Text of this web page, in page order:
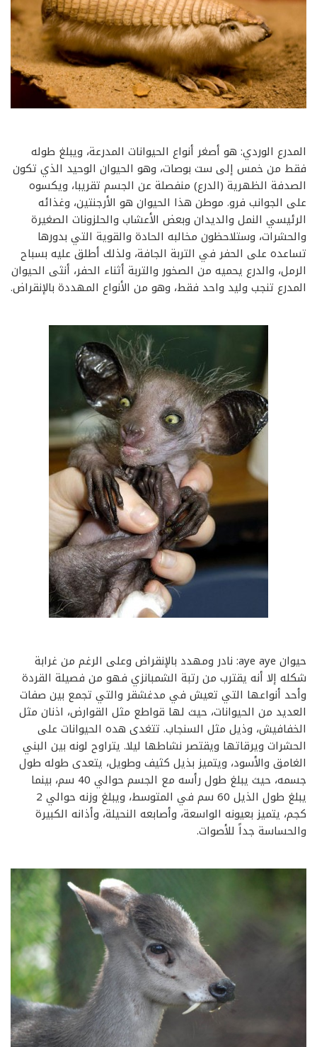
المدرع الوردي: هو أصغر أنواع الحيوانات المدرعة، ويبلغ طوله
فقط من خمس إلى ست بوصات، وهو الحيوان الوحيد الذي تكون
الصدفة الظهرية (الدرع) منفصلة عن الجسم تقريبا، ويكسوه
على الجوانب فرو. موطن هذا الحيوان هو الأرجنتين، وغذائه
الرئيسي النمل والديدان وبعض الأعشاب والحلزونات الصغيرة
والحشرات، وستلاحظون مخالبه الحادة والقوية التي بدورها
تساعده على الحفر في التربة الجافة، ولذلك أطلق عليه بسباح
الرمل، والدرع يحميه من الصخور والتربة أثناء الحفر، أنثى الحيوان
المدرع تنجب وليد واحد فقط، وهو من الأنواع المهددة بالإنقراض.
حيوان aye aye: نادر ومهدد بالإنقراض وعلى الرغم من غرابة
شكله إلا أنه يقترب من رتبة الشمبانزي فهو من فصيلة القردة
وأحد أنواعها التي تعيش في مدغشقر والتي تجمع بين صفات
العديد من الحيوانات، حيث لها قواطع مثل القوارض، اذنان مثل
الخفافيش، وذيل مثل السنجاب. تتغدى هده الحيوانات على
الحشرات ويرقاتها ويقتصر نشاطها ليلا. يتراوح لونه بين البني
الغامق والأسود، ويتميز بذيل كثيف وطويل، يتعدى طوله طول
جسمه، حيث يبلغ طول رأسه مع الجسم حوالي 40 سم، بينما
يبلغ طول الذيل 60 سم في المتوسط، ويبلغ وزنه حوالي 2
كجم، يتميز بعيونه الواسعة، وأصابعه النحيلة، وأذانه الكبيرة
والحساسة جداً للأصوات.